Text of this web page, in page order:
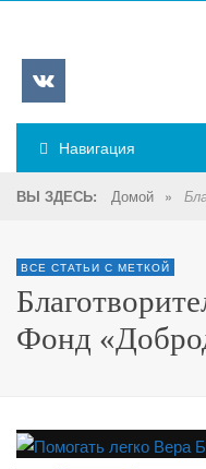
Навигация
ВЫ ЗДЕСЬ: Домой »
ВСЕ СТАТЬИ С МЕТКОЙ
Фонд